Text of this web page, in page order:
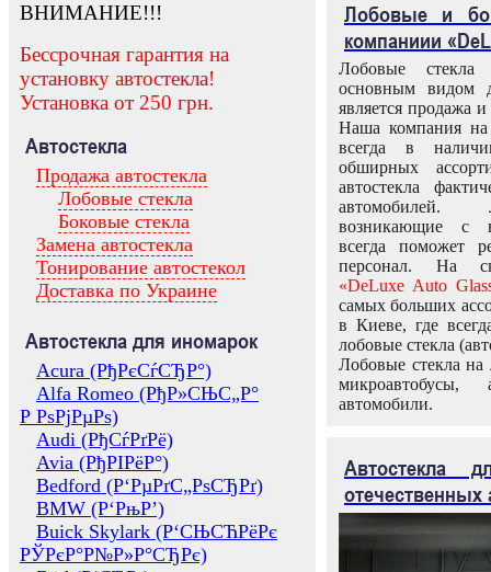
ВНИМАНИЕ!!!
Бессрочная гарантия на
установку автостекла!
Установка от 250 грн.
Автостекла
Продажа автостекла
Лобовые стекла
Боковые стекла
Замена автостекла
Тонирование автостекол
Доставка по Украине
Автостекла для иномарок
Acura (РђРєСѓСЂР°)
Alfa Romeo (РђР»СЊС„Р°
Р РѕРјРµРѕ)
Audi (РђСѓРґРё)
Avia (РђРІРёР°)
Bedford (Р‘РµРґС„РѕСЂРґ)
BMW (Р‘РњР’)
Buick Skylark (Р‘СЊСЋРёРє
РЎРєР°Р№Р»Р°СЂРє)
Лобовые и
компаниии
Лобовые
основным видом
является продажа и
Наша компания на
всегда в
обширных
автостекла
возникающие с
всегда поможет
персонал. На
«DeLuxe Auto
самых больших
в Киеве, где
лобовые стекла
Лобовые стекла на
микроавтобусы,
автомобили.
Автостекла
отечественных